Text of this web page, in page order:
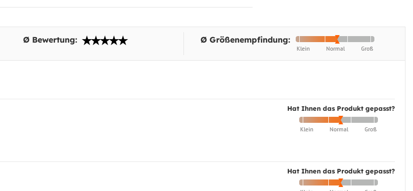
Ø Bewertung: Ø Größenempfindung:
Hat Ihnen das Produkt gepasst?
Hat Ihnen das Produkt gepasst?